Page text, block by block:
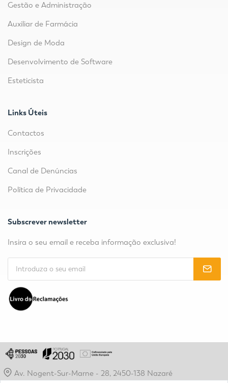
Gestão e Administração
Auxiliar de Farmácia
Design de Moda
Desenvolvimento de Software
Esteticista
Links Úteis
Contactos
Inscrições
Canal de Denúncias
Política de Privacidade
Subscrever newsletter
Insira o seu email e receba informação exclusiva!
Av. Nogent-Sur-Marne - 28, 2450-138 Nazaré